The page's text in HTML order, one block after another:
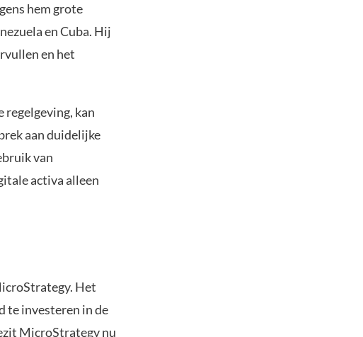
hem grote
en Cuba. Hij
en het
kan
aan duidelijke
van
activa alleen
Het
te investeren in de
MicroStrategy nu